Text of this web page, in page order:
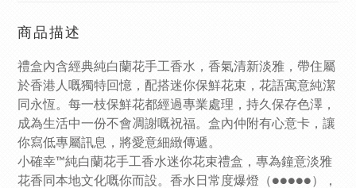
商品描述
禮盒內含經典純白蘭花手工香水，香氣清新淡雅，帶住屬
於香港人嘅獨特回憶，配搭迷你保鮮花束，花語寓意純潔
同永恆。每一枝保鮮花都經過專業處理，持久保存色澤，
成為生活中一份不會凋謝嘅祝福。盒內仲附有心意卡，讓
你寫低專屬訊息，將愛意細緻傳遞。
小確幸™純白蘭花手工香水迷你花束禮盒，專為鐘意淡雅
花香同本地文化嘅你而設。香水日常度爆燈（●●●●●），